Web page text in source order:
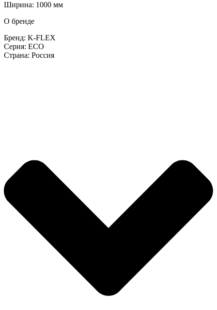
Ширина: 1000 мм
О бренде
Бренд: K-FLEX
Серия: ECO
Страна: Россия